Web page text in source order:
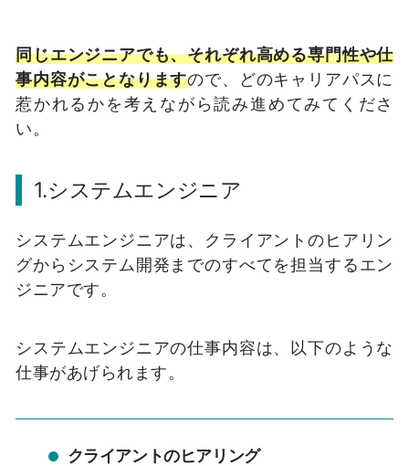
同じエンジニアでも、それぞれ高める専門性や仕
事内容がことなりますので、どのキャリアパスに
惹かれるかを考えながら読み進めてみてくださ
い。
1.システムエンジニア
システムエンジニアは、クライアントのヒアリン
グからシステム開発までのすべてを担当するエン
ジニアです。
システムエンジニアの仕事内容は、以下のような
仕事があげられます。
クライアントのヒアリング